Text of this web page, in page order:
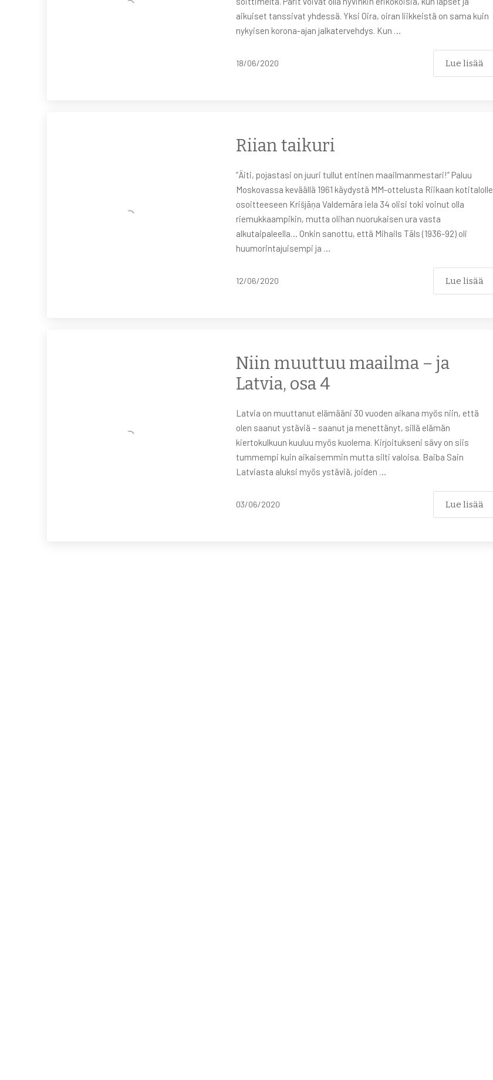
aikuiset tanssivat yhdessä. Yksi Oira, oiran liikkeistä on sama kuin
nykyisen korona-ajan jalkatervehdys. Kun …
18/06/2020 Lue lisää
Riian taikuri
”Äiti, pojastasi on juuri tullut entinen maailmanmestari!” Paluu
Moskovassa keväällä 1961 käydystä MM-ottelusta Riikaan kotitalolle
osoitteeseen Krišjāņa Valdemāra iela 34 olisi toki voinut olla
riemukkaampikin, mutta olihan nuorukaisen ura vasta
alkutaipaleella… Onkin sanottu, että Mihails Tāls (1936-92) oli
huumorintajuisempi ja …
12/06/2020 Lue lisää
Niin muuttuu maailma – ja
Latvia, osa 4
Latvia on muuttanut elämääni 30 vuoden aikana myös niin, että
olen saanut ystäviä – saanut ja menettänyt, sillä elämän
kiertokulkuun kuuluu myös kuolema. Kirjoitukseni sävy on siis
tummempi kuin aikaisemmin mutta silti valoisa. Baiba Sain
Latviasta aluksi myös ystäviä, joiden …
03/06/2020 Lue lisää